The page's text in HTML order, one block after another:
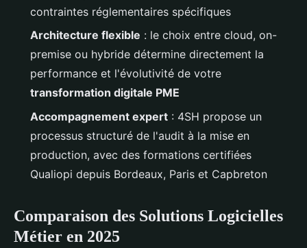
contraintes réglementaires spécifiques
Architecture flexible : le choix entre cloud, on-
premise ou hybride détermine directement la
performance et l'évolutivité de votre
transformation digitale PME
Accompagnement expert : 4SH propose un
processus structuré de l'audit à la mise en
production, avec des formations certifiées
Qualiopi depuis Bordeaux, Paris et Capbreton
Comparaison des Solutions Logicielles
Métier en 2025